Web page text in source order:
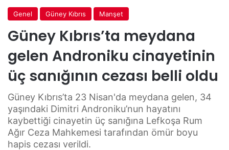
Genel Güney Kıbrıs Manşet
Güney Kıbrıs’ta meydana
gelen Androniku cinayetinin
üç sanığının cezası belli oldu
Güney Kıbrıs’ta 23 Nisan'da meydana gelen, 34
yaşındaki Dimitri Androniku’nun hayatını
kaybettiği cinayetin üç sanığına Lefkoşa Rum
Ağır Ceza Mahkemesi tarafından ömür boyu
hapis cezası verildi.